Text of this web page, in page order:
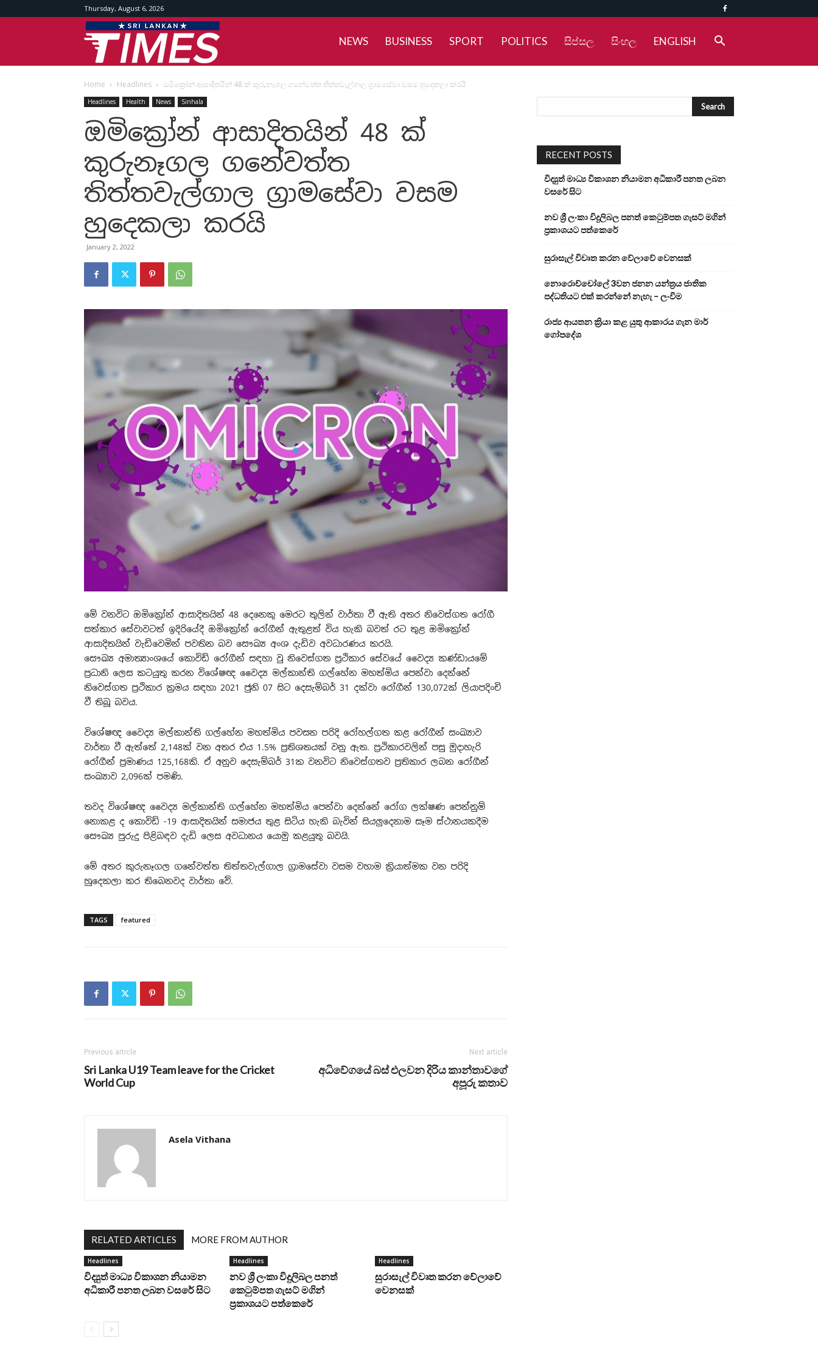
Thursday, August 6, 2026
Srilankan
Times
NEWS BUSINESS SPORT POLITICS සිප්සල සිංහල ENGLISH
Home Headlines ඔමික්‍රෝන් ආසාදිතයින් 48 ක් කුරුනෑගල ගනේවත්ත තිත්තවැල්ගාල ග්‍රාමසේවා වසම හුදෙකලා කරයි
Headlines Health News Sinhala
ඔමික්‍රෝන් ආසාදිතයින් 48 ක්
කුරුනෑගල ගනේවත්ත
තිත්තවැල්ගාල ග්‍රාමසේවා වසම
හුදෙකලා කරයි
January 2, 2022
මේ වනවිට ඔමික්‍රෝන් ආසාදිතයින් 48 දෙනෙකු මෙරට තුලින් වාර්තා වී ඇති අතර නිවෙස්ගත රෝගී
සත්කාර සේවාවටත් ඉදිරියේදී ඔමික්‍රෝන් රෝගීන් ඇතුළත් විය හැකි බවත් රට තුළ ඔමික්‍රෝන්
ආසාදිතයින් වැඩිවෙමින් පවතින බව සෞඛ්‍ය අංශ දැඩිව අවධාරණය කරයි.
සෞඛ්‍ය අමාත්‍යාංශයේ කොවිඩ් රෝගීන් සඳහා වු නිවෙස්ගත ප්‍රථිකාර සේවයේ වෛද්‍ය කණ්ඩායමේ
ප්‍රධානි ලෙස කටයුතු කරන විශේෂඥ වෛද්‍ය මල්කාන්ති ගල්හේන මහත්මිය පෙන්වා දෙන්නේ
නිවෙස්ගත ප්‍රථිකාර ක්‍රමය සඳහා 2021 ජුනි 07 සිට දෙසැම්බර් 31 දක්වා රෝගීන් 130,072ක් ලියාපදිංචි
වී තිබූ බවය.
විශේෂඥ වෛද්‍ය මල්කාන්ති ගල්හේන මහත්මිය පවසන පරිදි රෝහල්ගත කළ රෝගීන් සංඛ්‍යාව
වාර්තා වී ඇත්තේ 2,148ක් වන අතර එය 1.5% ප්‍රතිශතයක් වනු ඇත. ප්‍රථිකාරවලින් පසු මුදාහැරි
රෝගීන් ප්‍රමාණය 125,168කි. ඒ අනුව දෙසැම්බර් 31ක වනවිට නිවෙස්ගතව ප්‍රතිකාර ලබන රෝගීන්
සංඛ්‍යාව 2,096ක් පමණි.
තවද වි‍ශේෂඥ වෛද්‍ය මල්කාන්ති ගල්හේන මහත්මිය පෙන්වා දෙන්නේ රෝග ලක්ෂණ පෙන්නුම්
නොකළ ද කොවිඩ් -19 ආසාදිතයින් සමාජය තුළ සිටිය හැකි බැවින් සියලුදෙනාම සෑම ස්ථානයකදීම
සෞඛ්‍ය පුරුදු පිළිබඳව දැඩි ලෙස අවධානය යොමු කළයුතු බවයි.
මේ අතර කුරුනෑගල ගනේවත්ත තිත්තවැල්ගාල ග්‍රාමසේවා වසම වහාම ක්‍රියාත්මක වන පරිදි
හුදෙකලා කර තිබෙනවද වාර්තා වේ.
TAGS featured
Previous article
Sri Lanka U19 Team leave for the Cricket
World Cup
Next article
අධිවේගයේ බස් එලවන දිරිය කාන්තාවගේ
අපූරු කතාව
Asela Vithana
RELATED ARTICLES MORE FROM AUTHOR
Headlines
විද්‍යුත් මාධ්‍ය විකාශන නියාමන
අධිකාරී පනත ලබන වසරේ සිට
Headlines
නව ශ්‍රී ලංකා විදුලිබල පනත්
කෙටුම්පත ගැසට් මගින්
ප්‍රකාශයට පත්කෙරේ
Headlines
සුරාසැල් විවෘත කරන වේලාවේ
වෙනසක්
RECENT POSTS
විද්‍යුත් මාධ්‍ය විකාශන නියාමන අධිකාරී පනත ලබන
වසරේ සිට
නව ශ්‍රී ලංකා විදුලිබල පනත් කෙටුම්පත ගැසට් මගින්
ප්‍රකාශයට පත්කෙරේ
සුරාසැල් විවෘත කරන වේලාවේ වෙනසක්
නොරොච්චෝලේ 3වන ජනන යන්ත්‍රය ජාතික
පද්ධතියට එක් කරන්නේ නැහැ – ලංවිම
රාජ්‍ය ආයතන ක්‍රියා කළ යුතු ආකාරය ගැන මාර්
ගෝපදේශ